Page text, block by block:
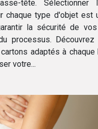
tête. Sélectionner
chaque type d'objet est
la sécurité de
processus. Découvrez
adaptés à
votre...